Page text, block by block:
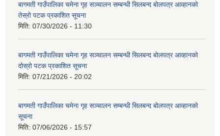
बागमती गाउँपालिका चमेना गृह सञ्चालन सम्बन्धी सिलबन्द बोलपत्र आव्हानको
तेस्रो पटक प्रकाशित सूचना
मिति: 07/30/2026 - 11:30
बागमती गाउँपालिका चमेना गृह सञ्चालन सम्बन्धी सिलबन्द बोलपत्र आव्हानको
दोस्रो पटक प्रकाशित सूचना
मिति: 07/21/2026 - 20:02
बागमती गाउँपालिका चमेना गृह सञ्चालन सम्बन्धी सिलबन्द बोलपत्र आव्हानको
सूचना
मिति: 07/06/2026 - 15:57